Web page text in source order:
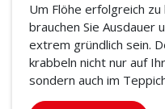
Um Flöhe erfolgreich
brauchen Sie Ausdauer
extrem gründlich sein.
krabbeln nicht nur auf
sondern auch im